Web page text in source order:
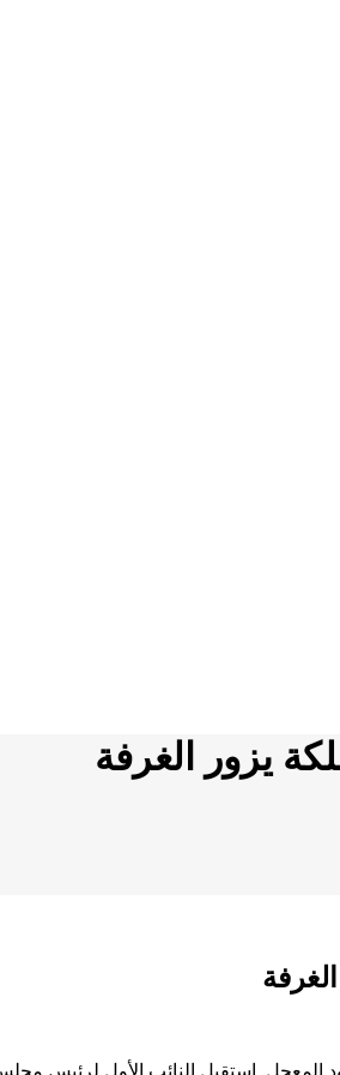
يزور الغرفة
المعجل. استقبل النائب الأول لرئيس